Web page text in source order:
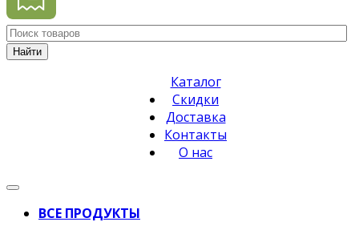
Найти
Каталог
Скидки
Доставка
Контакты
О нас
ВСЕ ПРОДУКТЫ